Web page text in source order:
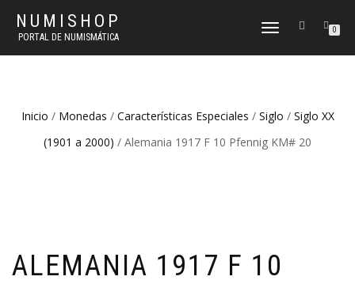
NUMISHOP
PORTAL DE NUMISMÁTICA
CAMBIAR
0
Inicio / Monedas / Características Especiales / Siglo / Siglo XX
(1901 a 2000) / Alemania 1917 F 10 Pfennig KM# 20
ALEMANIA 1917 F 10